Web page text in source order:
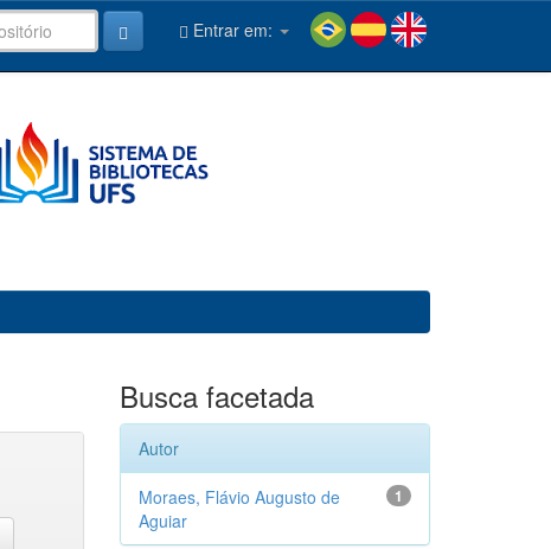
Entrar em:
Busca facetada
Autor
1
Moraes, Flávio Augusto de
Aguiar